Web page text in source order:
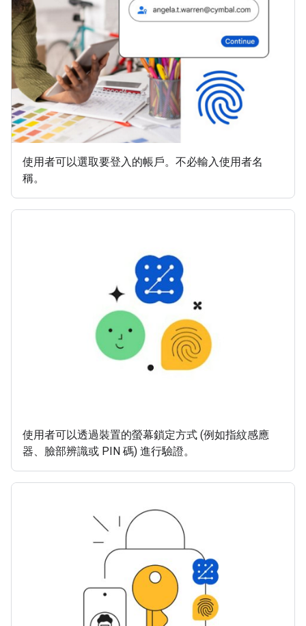
使用者可以選取要登入的帳戶。不必輸入使用者名
稱。
使用者可以透過裝置的螢幕鎖定方式 (例如指紋感應
器、臉部辨識或 PIN 碼) 進行驗證。